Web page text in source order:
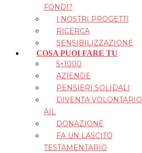
FONDI?
I NOSTRI PROGETTI
RICERCA
SENSIBILIZZAZIONE
COSA PUOI FARE TU
5×1000
AZIENDE
PENSIERI SOLIDALI
DIVENTA VOLONTARIO
AIL
DONAZIONE
FA UN LASCITO
TESTAMENTARIO